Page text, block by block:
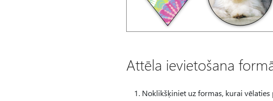
Attēla ievietošana
Noklikšķiniet uz formas, kurai vēlaties